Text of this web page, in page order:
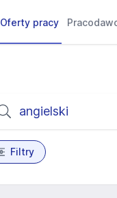
Oferty pracy
Filtry